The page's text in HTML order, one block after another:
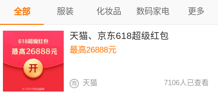
全部 服装 化妆品 数码家电 更多
天猫、京东618超级红包
最高26888元
7106人已查看
天猫